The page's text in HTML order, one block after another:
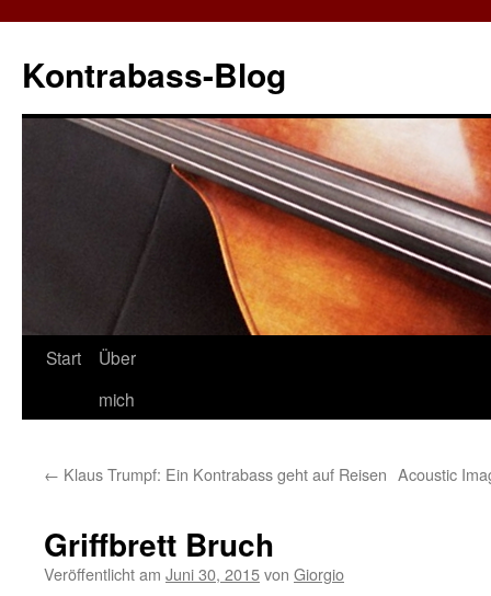
springen
Kontrabass-Blog
Start
Über
mich
← Klaus Trumpf: Ein Kontrabass geht auf Reisen Acoustic
Griffbrett Bruch
Veröffentlicht am Juni 30, 2015von Giorgio